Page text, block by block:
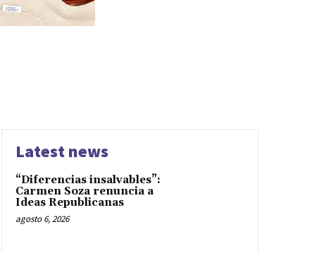
Latest news
“Diferencias insalvables”:
Carmen Soza renuncia a
Ideas Republicanas
agosto 6, 2026